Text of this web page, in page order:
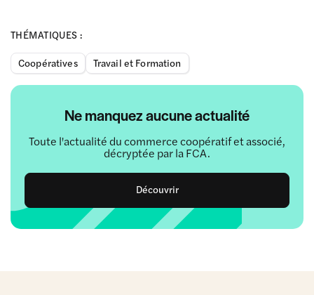
THÉMATIQUES :
Coopératives
Travail et Formation
Ne manquez aucune actualité
Toute l'actualité du commerce coopératif et associé,
décryptée par la FCA.
Découvrir